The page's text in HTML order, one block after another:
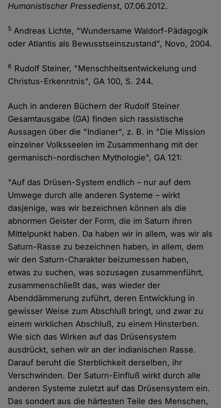
Humanistischer Pressedienst, 07.06.2012.
5 Andreas Lichte, "Wundersame Waldorf-Pädagogik
oder Atlantis als Bewusstseinszustand", Novo, 2004.
6 Rudolf Steiner, "Menschheitsentwickelung und
Christus-Erkenntnis", GA 100, S. 244.
Auch in anderen Büchern der Rudolf Steiner
Gesamtausgabe (GA) finden sich rassistische
Aussagen über die "Indianer", z. B. in "Die Mission
einzelner Volksseelen im Zusammenhang mit der
germanisch-nordischen Mythologie", GA 121:
"Auf das Drüsen-System endlich – nur auf dem
Umwege durch alle anderen Systeme – wirkt
dasjenige, was wir bezeichnen können als die
abnormen Geister der Form, die im Saturn ihren
Mittelpunkt haben. Da haben wir in allem, was wir als
Saturn-Rasse zu bezeichnen haben, in allem, dem
wir den Saturn-Charakter beizumessen haben,
etwas zu suchen, was sozusagen zusammenführt,
zusammenschließt das, was wieder der
Abenddämmerung zuführt, deren Entwicklung in
gewisser Weise zum Abschluß bringt, und zwar zu
einem wirklichen Abschluß, zu einem Hinsterben.
Wie sich das Wirken auf das Drüsensystem
ausdrückt, sehen wir an der indianischen Rasse.
Darauf beruht die Sterblichkeit derselben, ihr
Verschwinden. Der Saturn-Einfluß wirkt durch alle
anderen Systeme zuletzt auf das Drüsensystem ein.
Das sondert aus die härtesten Teile des Menschen,